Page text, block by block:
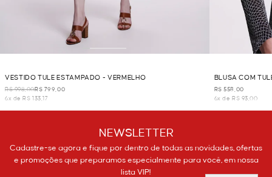
VESTIDO TULE ESTAMPADO - VERMELHO
R$ 998,00R$ 799,00
6x de R$ 133,17
BLUSA COM
R$ 558,00
6x de R$ 93,00
NEWSLETTER
Cadastre-se agora e fique por dentro de todas as novidades, ofertas
e promoções que preparamos especialmente para você, em nossa
lista VIP!